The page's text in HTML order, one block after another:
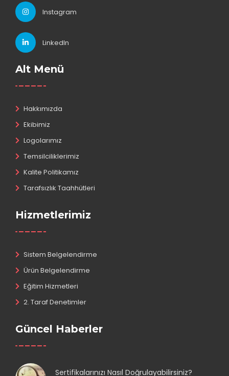
Instagram
LinkedIn
Alt Menü
Hakkımızda
Ekibimiz
Logolarımız
Temsilciliklerimiz
Kalite Politikamız
Tarafsızlık Taahhütleri
Hizmetlerimiz
Sistem Belgelendirme
Ürün Belgelendirme
Eğitim Hizmetleri
2. Taraf Denetimler
Güncel Haberler
Sertifikalarınızı Nasıl Doğrulayabilirsiniz?